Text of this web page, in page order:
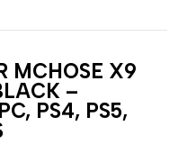
MCHOSE X9
–
PS4, PS5,